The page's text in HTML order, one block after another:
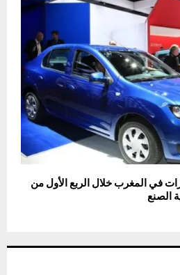
في المغرب خلال الربع الأول من